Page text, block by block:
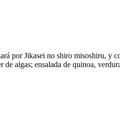
por Jikasei no shiro misoshiru, y
algas; ensalada de quinoa,